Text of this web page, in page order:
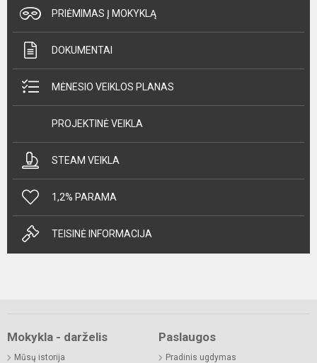
PRIĖMIMAS Į MOKYKLĄ
DOKUMENTAI
MĖNESIO VEIKLOS PLANAS
PROJEKTINĖ VEIKLA
STEAM VEIKLA
1,2% PARAMA
TEISINĖ INFORMACIJA
Mokykla - darželis
Mūsų istorija
Paslaugos
Pradinis ugdymas